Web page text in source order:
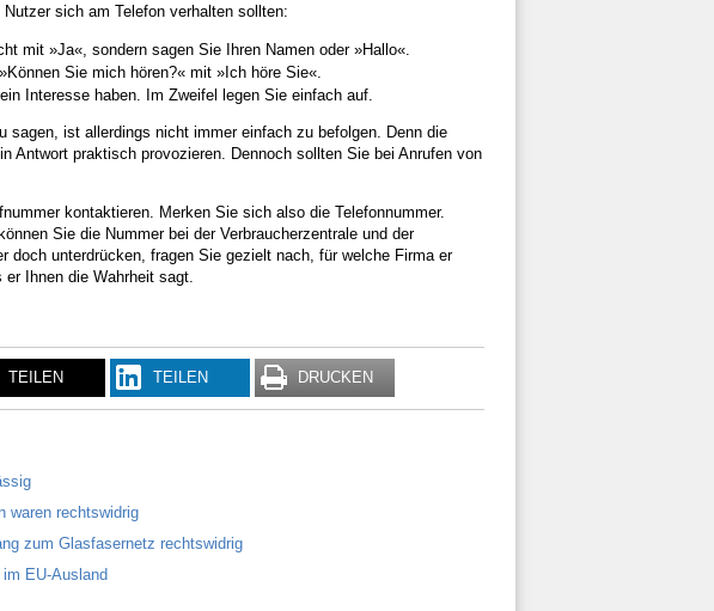
sich am Telefon verhalten sollten:
mit »Ja«, sondern sagen Sie Ihren Namen oder »Hallo«.
Sie mich hören?« mit »Ich höre Sie«.
Interesse haben. Im Zweifel legen Sie einfach auf.
sagen, ist allerdings nicht immer einfach zu befolgen. Denn die
Antwort praktisch provozieren. Dennoch sollten Sie bei Anrufen von
kontaktieren. Merken Sie sich also die Telefonnummer.
Sie die Nummer bei der Verbraucherzentrale und der
doch unterdrücken, fragen Sie gezielt nach, für welche Firma er
Ihnen die Wahrheit sagt.
TEILEN TEILEN DRUCKEN
waren rechtswidrig
zum Glasfasernetz rechtswidrig
EU-Ausland